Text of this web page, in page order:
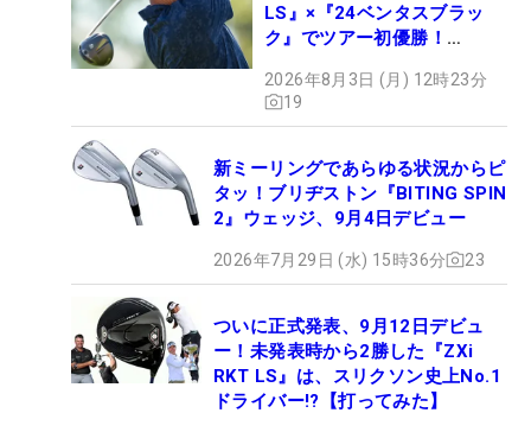
LS』×『24ベンタスブラッ
ク』でツアー初優勝！
2026年8月3日 (月) 12時23分
19
新ミーリングであらゆる状況からピ
タッ！ブリヂストン『BITING SPIN
2』ウェッジ、9月4日デビュー
2026年7月29日 (水) 15時36分 23
ついに正式発表、9月12日デビュ
ー！未発表時から2勝した『ZXi
RKT LS』は、スリクソン史上No.1
ドライバー!?【打ってみた】